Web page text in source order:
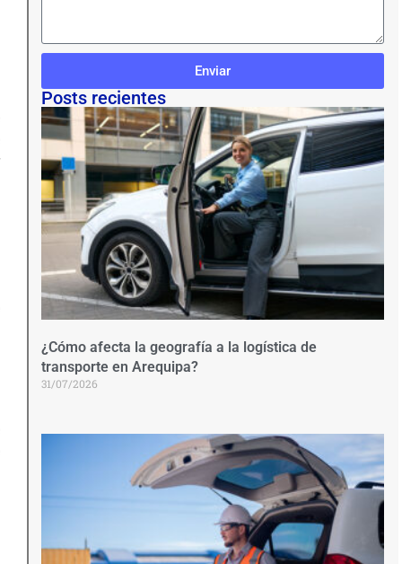
Enviar
Posts recientes
¿Cómo afecta la geografía a la logística de
transporte en Arequipa?
31/07/2026